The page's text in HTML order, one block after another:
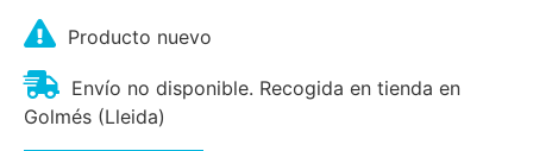
Producto nuevo
Envío no disponible. Recogida en tienda en
Golmés (Lleida)